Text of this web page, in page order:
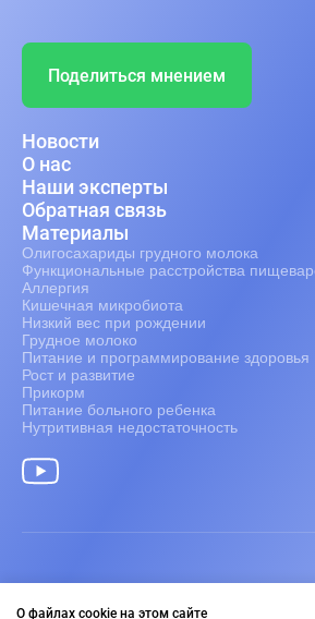
О файлах cookie на этом сайте
Поделиться мнением
Новости
О нас
Наши эксперты
Обратная связь
Материалы
Олигосахариды грудного молока
Функциональные расстройства
Аллергия
Кишечная микробиота
Низкий вес при рождении
Грудное молоко
Питание и программирование здоровья
Рост и развитие
Прикорм
Питание больного ребенка
Нутритивная недостаточность
2026 Nestlé Nutrition Institute